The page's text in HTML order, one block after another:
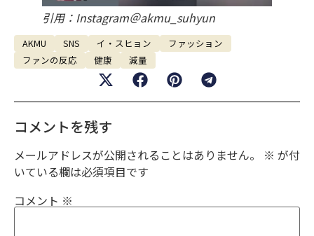
引用：Instagram＠akmu_suhyun
AKMU SNS イ・スヒョン
ファッション
ファンの反応
健康 減量
コメントを残す
メールアドレスが公開されることはありません。 ※ が付
いている欄は必須項目です
コメント ※